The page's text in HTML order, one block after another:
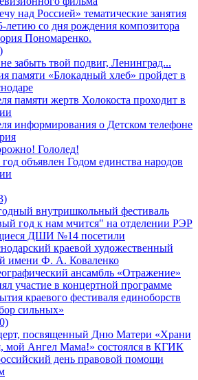
над Россией» тематические занятия
летию со дня рождения композитора
Пономаренко.
забыть твой подвиг, Ленинград...
памяти «Блокадный хлеб» пройдет в
памяти жертв Холокоста проходит в
информирования о Детском телефоне
Гололед!
год объявлен Годом единства народов
внутришкольный фестиваль
год к нам мчится" на отделении РЭР
ДШИ №14 посетили
краевой художественный
имени Ф. А. Коваленко
ансамбль «Отражение»
участие в концертной программе
краевого фестиваля единоборств
сильных»
посвященный Дню Матери «Храни
мой Ангел Мама!» состоялся в КГИК
день правовой помощи